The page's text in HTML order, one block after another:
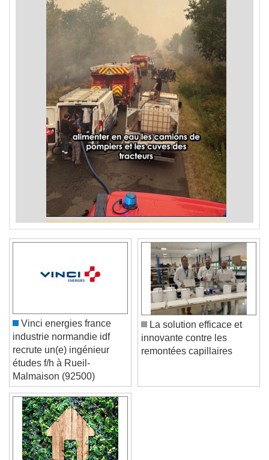
Vinci energies france
industrie normandie idf
recrute un(e) ingénieur
études f/h à Rueil-
Malmaison (92500)
La solution efficace et
innovante contre les
remontées capillaires